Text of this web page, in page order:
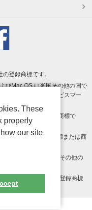
登録商標です。
びMac OS は米国その他の国で
は Apple Inc. のサービスマー
ゴ は Google LLC の商標で
の国における登録商標または商
Inc.の米国およびその他の
は各社の商標または登録商標
These
properly
our site